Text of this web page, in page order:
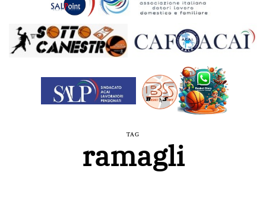
TAG
ramagli